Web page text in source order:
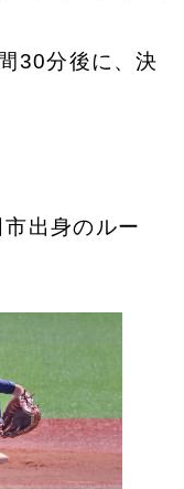
30分後に、決
出身のルー